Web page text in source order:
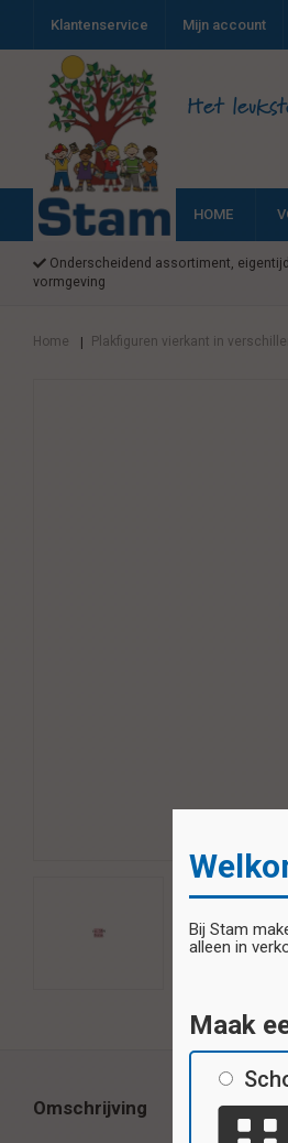
Klantenservice Mijn account
Het
HOME
Onderscheidend assortiment,
vormgeving
Home | Plakfiguren vierkant in
Omschrijving
Bij Stam
alleen in
Maak